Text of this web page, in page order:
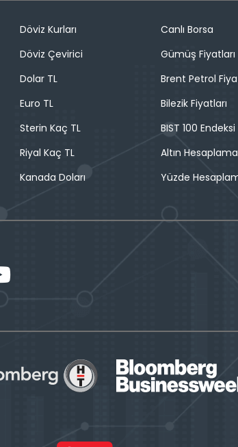
Döviz Kurları
Döviz Çevirici
Dolar TL
Euro TL
Sterin Kaç TL
Riyal Kaç TL
Kanada Doları
Canlı Borsa
Gümüş Fiyatları
Brent Petrol
Bilezik Fiyatları
BIST 100 Endeksi
Altın Hesaplama
Yüzde